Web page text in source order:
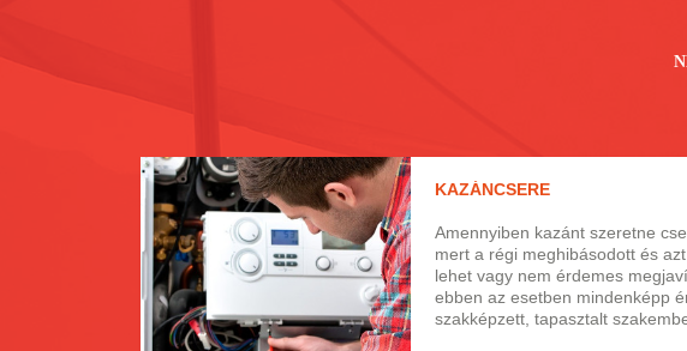
KAZÁNCSERE
Amennyiben kazánt szeretne
mert a régi meghibásodott és
lehet vagy nem érdemes
ebben az esetben mindenképp
szakképzett, tapasztalt